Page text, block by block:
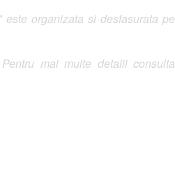
organizata si desfasurata pe
mai multe detalii consulta